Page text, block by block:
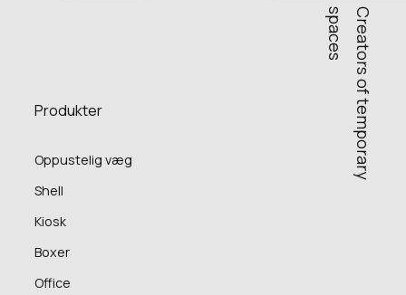
C
r
e
a
t
o
r
s
o
f
t
e
m
p
o
r
a
r
y
s
p
a
c
e
s
Produkter
Oppustelig væg
Shell
Kiosk
Boxer
Office